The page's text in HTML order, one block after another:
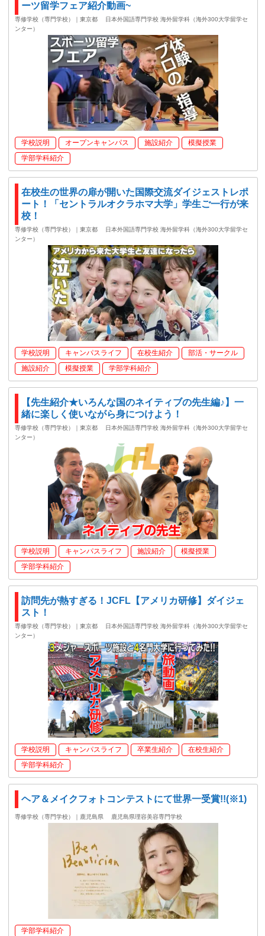
ーツ留学フェア紹介動画~
専修学校（専門学校）｜東京都
日本外国語専門学校 海外留学科（海外300大学留学セ
ンター）
学校説明 オープンキャンパス 施設紹介
模擬授業
学部学科紹介
在校生の世界の扉が開いた国際交流ダイジェストレポ
ート！「セントラルオクラホマ大学」学生ご一行が来
校！
専修学校（専門学校）｜東京都
日本外国語専門学校 海外留学科（海外300大学留学セ
ンター）
学校説明 キャンパスライフ 在校生紹介
部活・サークル
施設紹介
模擬授業 学部学科紹介
【先生紹介★いろんな国のネイティブの先生編♪】一
緒に楽しく使いながら身につけよう！
専修学校（専門学校）｜東京都
日本外国語専門学校 海外留学科（海外300大学留学セ
ンター）
学校説明 キャンパスライフ 施設紹介
模擬授業
学部学科紹介
訪問先が熱すぎる！JCFL【アメリカ研修】ダイジェ
スト！
専修学校（専門学校）｜東京都
日本外国語専門学校 海外留学科（海外300大学留学セ
ンター）
学校説明 キャンパスライフ 卒業生紹介
在校生紹介
学部学科紹介
ヘア＆メイクフォトコンテストにて世界一受賞!!(※1)
専修学校（専門学校）｜鹿児島県 鹿児島県理容美容専門学校
学部学科紹介